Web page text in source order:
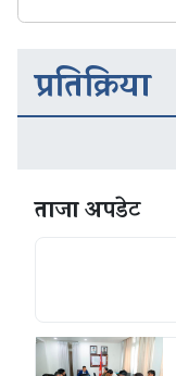
प्रतिक्रिया
ताजा अपडेट